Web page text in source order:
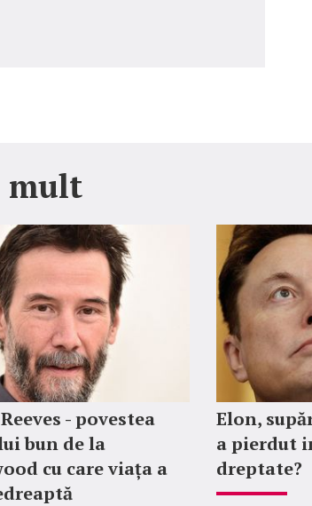
mult
- povestea
bun de la
cu care viața a
Elon,
a pierdut
dreptate?